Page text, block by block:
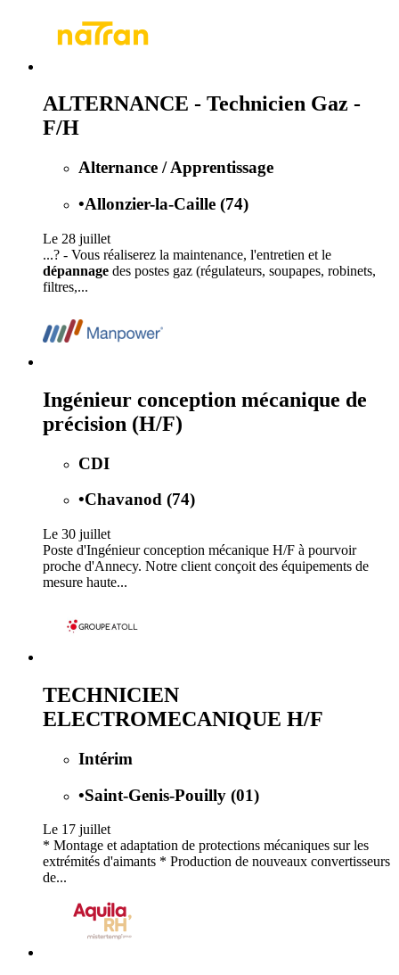
ALTERNANCE - Technicien Gaz -
F/H
Alternance / Apprentissage
•Allonzier-la-Caille (74)
Le 28 juillet
...? - Vous réaliserez la maintenance, l'entretien et le
dépannage des postes gaz (régulateurs, soupapes, robinets,
filtres,...
Ingénieur conception mécanique de
précision (H/F)
CDI
•Chavanod (74)
Le 30 juillet
Poste d'Ingénieur conception mécanique H/F à pourvoir
proche d'Annecy. Notre client conçoit des équipements de
mesure haute...
TECHNICIEN
ELECTROMECANIQUE H/F
Intérim
•Saint-Genis-Pouilly (01)
Le 17 juillet
* Montage et adaptation de protections mécaniques sur les
extrémités d'aimants * Production de nouveaux convertisseurs
de...